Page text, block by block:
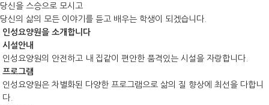
당신을 스승으로 모시고
당신의 삶의 모든 이야기를 듣고 배우는 학생이 되겠습니다.
인성요양원을 소개합니다
시설안내
인성요양원의 안전하고 내 집같이 편안한 품격있는 시설을 자랑합니다.
프로그램
인성요양원은 차별화된 다양한 프로그램으로 삶의 질 향상에 최선을 다합니
다.